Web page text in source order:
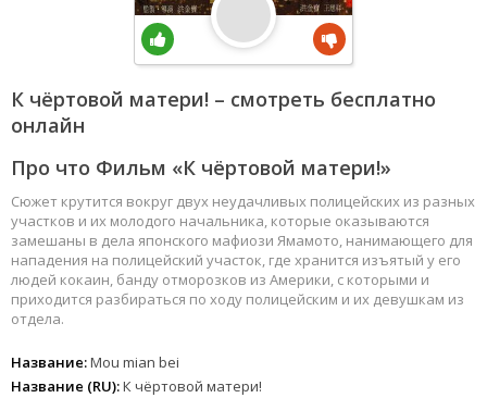
К чёртовой матери! – смотреть бесплатно
онлайн
Про что Фильм «К чёртовой матери!»
Сюжет крутится вокруг двух неудачливых полицейских из разных
участков и их молодого начальника, которые оказываются
замешаны в дела японского мафиози Ямамото, нанимающего для
нападения на полицейский участок, где хранится изъятый у его
людей кокаин, банду отморозков из Америки, с которыми и
приходится разбираться по ходу полицейским и их девушкам из
отдела.
Название:Mou mian bei
Название (RU):К чёртовой матери!